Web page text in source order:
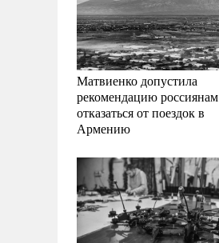
Матвиенко допустила
рекомендацию россиянам
отказаться от поездок в
Армению